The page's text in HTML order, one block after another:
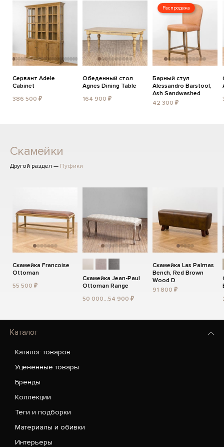
Сервант Adele
Cabinet
386 500 ₽
Обеденный стол
Agnes Dining Table
164 900 ₽
Распродажа
Барный стул
Alessandro Barstool,
Ash Sandwashed
42 300 ₽
Скамейки
Другой раздел — Пуфики
Скамейка Francoise
Ottoman
55 500 ₽
Скамейка Jean-Paul
Ottoman Range
50 000...54 900 ₽
Скамейка Las Palmas
Bench, Red Brown
Wood D
91 800 ₽
Каталог
Каталог товаров
Уценённые товары
Бренды
Коллекции
Теги и подборки
Материалы и обивки
Интерьеры